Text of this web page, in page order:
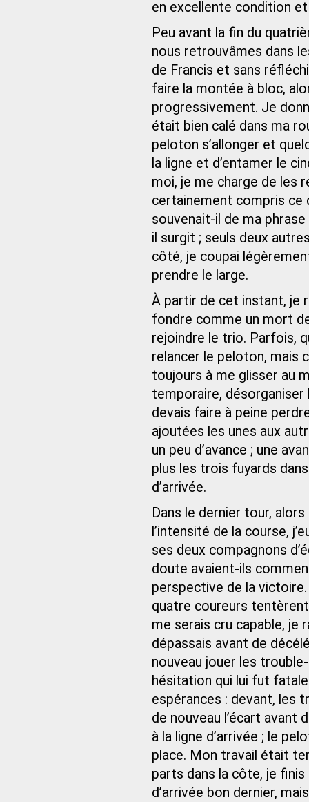
en excellente condition et
Peu avant la fin du
nous retrouvâmes dans
de Francis et sans
faire la montée à bloc,
progressivement. Je
était bien calé dans ma
peloton s’allonger et
la ligne et d’entamer le
moi, je me charge de les
certainement compris ce
souvenait-il de ma
il surgit ; seuls deux
côté, je coupai
prendre le large.
À partir de cet instant, je
fondre comme un mort
rejoindre le trio. Parfois,
relancer le peloton, mais
toujours à me glisser au
temporaire, désorganiser
devais faire à peine
ajoutées les unes aux
un peu d’avance ; une
plus les trois fuyards
d’arrivée.
Dans le dernier tour,
l’intensité de la course,
ses deux compagnons
doute avaient-ils
perspective de la
quatre coureurs
me serais cru capable, je
dépassais avant de
nouveau jouer les
hésitation qui lui fut
espérances : devant, les
de nouveau l’écart avant
à la ligne d’arrivée ; le
place. Mon travail était
parts dans la côte, je
d’arrivée bon dernier,